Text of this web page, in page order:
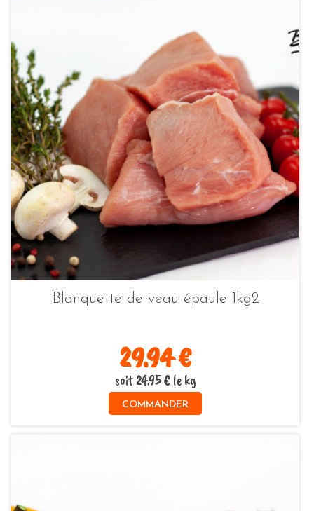
Blanquette de veau épaule 1kg2
29.94 €
soit 24.95 € le kg
COMMANDER